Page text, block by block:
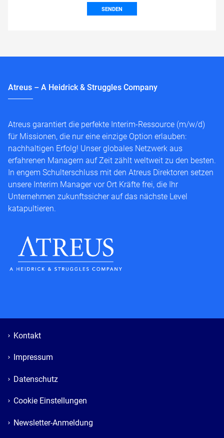
SENDEN
Atreus – A Heidrick & Struggles Company
Atreus garantiert die perfekte Interim-Ressource (m/w/d)
für Missionen, die nur eine einzige Option erlauben:
nachhaltigen Erfolg! Unser globales Netzwerk aus
erfahrenen Managern auf Zeit zählt weltweit zu den besten.
In engem Schulterschluss mit den Atreus Direktoren setzen
unsere Interim Manager vor Ort Kräfte frei, die Ihr
Unternehmen zukunftssicher auf das nächste Level
katapultieren.
Kontakt
Impressum
Datenschutz
Cookie Einstellungen
Newsletter-Anmeldung